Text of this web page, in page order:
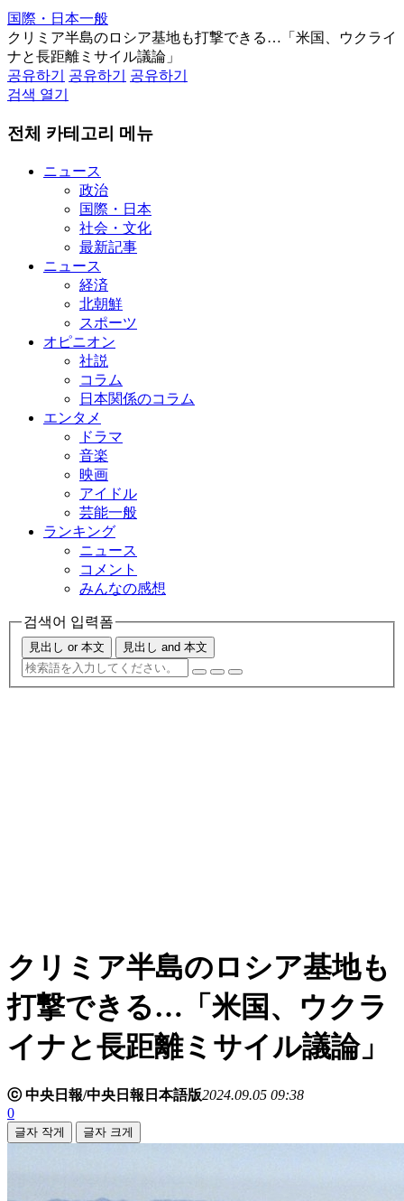
国際・日本一般
クリミア半島のロシア基地も打撃できる…「米国、ウクライ
ナと長距離ミサイル議論」
공유하기
공유하기
공유하기
검색 열기
전체 카테고리 메뉴
ニュース
政治
国際・日本
社会・文化
最新記事
ニュース
経済
北朝鮮
スポーツ
オピニオン
社説
コラム
日本関係のコラム
エンタメ
ドラマ
音楽
映画
アイドル
芸能一般
ランキング
ニュース
コメント
みんなの感想
검색어 입력폼
見出し or 本文 見出し and 本文
クリミア半島のロシア基地も
打撃できる…「米国、ウクラ
イナと長距離ミサイル議論」
ⓒ 中央日報/中央日報日本語版2024.09.05 09:38
0
글자 작게 글자 크게